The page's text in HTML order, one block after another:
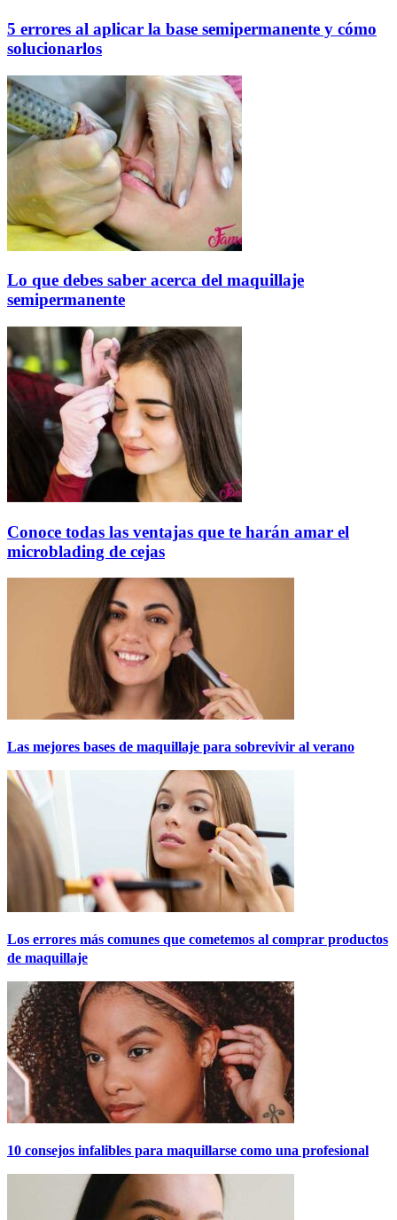
5 errores al aplicar la base semipermanente y cómo
solucionarlos
Lo que debes saber acerca del maquillaje
semipermanente
Conoce todas las ventajas que te harán amar el
microblading de cejas
Las mejores bases de maquillaje para sobrevivir al verano
Los errores más comunes que cometemos al comprar productos
de maquillaje
10 consejos infalibles para maquillarse como una profesional